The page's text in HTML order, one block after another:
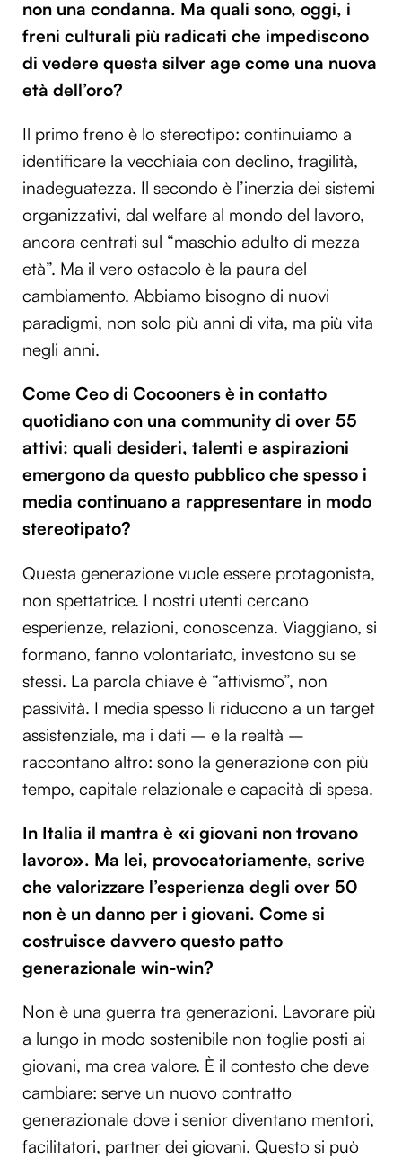
non una condanna. Ma quali sono, oggi, i
freni culturali più radicati che impediscono
di vedere questa silver age come una nuova
età dell’oro?
Il primo freno è lo stereotipo: continuiamo a
identificare la vecchiaia con declino, fragilità,
inadeguatezza. Il secondo è l’inerzia dei sistemi
organizzativi, dal welfare al mondo del lavoro,
ancora centrati sul “maschio adulto di mezza
età”. Ma il vero ostacolo è la paura del
cambiamento. Abbiamo bisogno di nuovi
paradigmi, non solo più anni di vita, ma più vita
negli anni.
Come Ceo di Cocooners è in contatto
quotidiano con una community di over 55
attivi: quali desideri, talenti e aspirazioni
emergono da questo pubblico che spesso i
media continuano a rappresentare in modo
stereotipato?
Questa generazione vuole essere protagonista,
non spettatrice. I nostri utenti cercano
esperienze, relazioni, conoscenza. Viaggiano, si
formano, fanno volontariato, investono su se
stessi. La parola chiave è “attivismo”, non
passività. I media spesso li riducono a un target
assistenziale, ma i dati – e la realtà –
raccontano altro: sono la generazione con più
tempo, capitale relazionale e capacità di spesa.
In Italia il mantra è «i giovani non trovano
lavoro». Ma lei, provocatoriamente, scrive
che valorizzare l’esperienza degli over 50
non è un danno per i giovani. Come si
costruisce davvero questo patto
generazionale win-win?
Non è una guerra tra generazioni. Lavorare più
a lungo in modo sostenibile non toglie posti ai
giovani, ma crea valore. È il contesto che deve
cambiare: serve un nuovo contratto
generazionale dove i senior diventano mentori,
facilitatori, partner dei giovani. Questo si può